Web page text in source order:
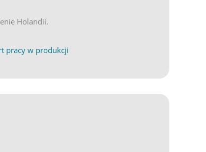
Holandii.
pracy w produkcji